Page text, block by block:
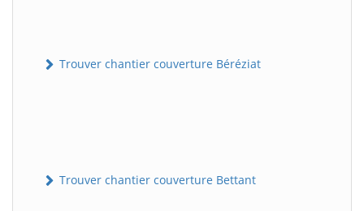
Trouver chantier couverture Béréziat
Trouver chantier couverture Bettant